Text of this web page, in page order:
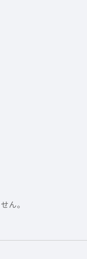
ん。